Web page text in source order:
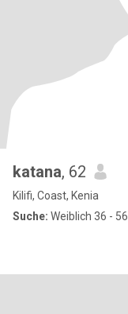
katana, 62
Kilifi, Coast, Kenia
Suche: Weiblich 36 - 56